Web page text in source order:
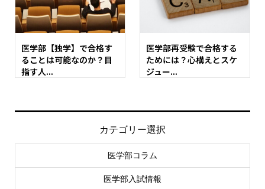
医学部【独学】で合格す
ることは可能なのか？目
指す人...
医学部再受験で合格する
ためには？心構えとスケ
ジュー...
カテゴリー選択
医学部コラム
医学部入試情報